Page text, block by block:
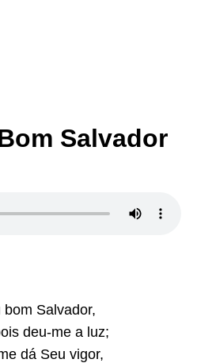
Salvador
Salvador,
deu-me a luz;
dá Seu vigor,